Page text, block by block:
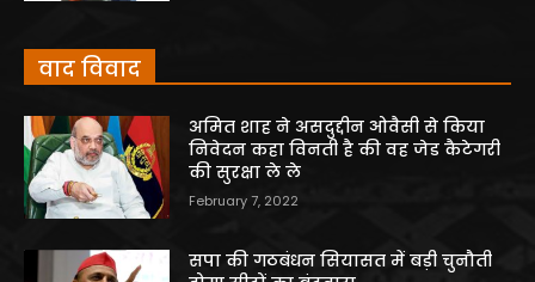
वाद विवाद
अमित शाह ने असदुद्दीन ओवैसी से किया
निवेदन कहा विनती है की वह जेड कैटेगरी
की सुरक्षा ले ले
February 7, 2022
सपा की गठबंधन सियासत में बड़ी चुनौती